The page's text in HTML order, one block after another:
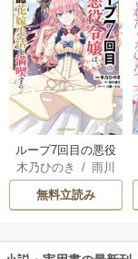
ループ7回目の悪役
令嬢は、元敵国で
自由気ままな花嫁
生活を満喫する
木乃ひのき /雨川
/ 八美☆わん
無料立読み